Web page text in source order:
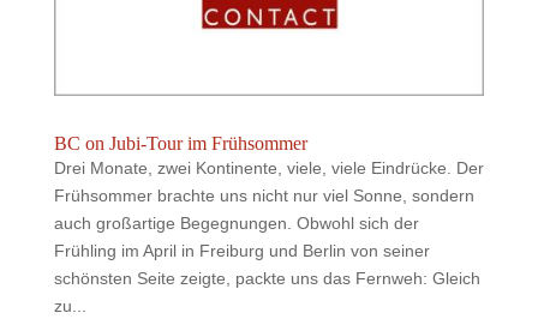
BC on Jubi-Tour im Frühsommer
Drei Monate, zwei Kontinente, viele, viele Eindrücke. Der
Frühsommer brachte uns nicht nur viel Sonne, sondern
auch großartige Begegnungen. Obwohl sich der
Frühling im April in Freiburg und Berlin von seiner
schönsten Seite zeigte, packte uns das Fernweh: Gleich
zu...